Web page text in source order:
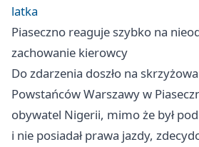
latka
Piaseczno reaguje szybko na
zachowanie kierowcy
Do zdarzenia doszło na
Powstańców Warszawy w
obywatel Nigerii, mimo że był
i nie posiadał prawa jazdy,